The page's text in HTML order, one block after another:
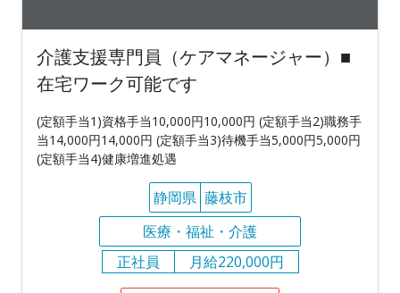
介護支援専門員（ケアマネージャー）■
在宅ワーク可能です
(定額手当1)資格手当10,000円10,000円 (定額手当2)職務手
当14,000円14,000円 (定額手当3)待機手当5,000円5,000円
(定額手当4)健康増進処遇
静岡県 藤枝市
医療・福祉・介護
正社員
月給220,000円